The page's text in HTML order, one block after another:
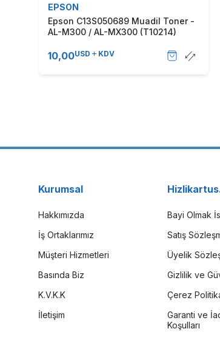
EPSON
Epson C13S050689 Muadil Toner -
AL-M300 / AL-MX300 (T10214)
10,00USD KDV
Kurumsal
Hakkımızda
İş Ortaklarımız
Müşteri Hizmetleri
Basında Biz
K.V.K.K
İletişim
Bayi Olmak
Satış
Üyelik
Gizlilik ve
Çerez
Garanti ve
Koşulları